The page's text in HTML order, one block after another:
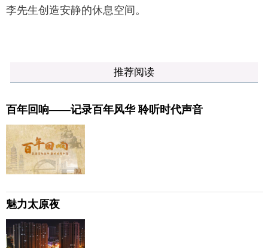
李先生创造安静的休息空间。
推荐阅读
百年回响——记录百年风华 聆听时代声音
魅力太原夜